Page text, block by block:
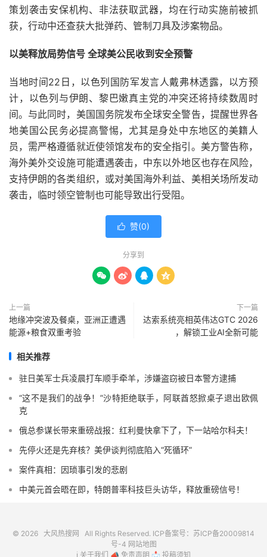
策划袭击安保机构、非法获取武器，均在行动实施前被抓
获，行动中还查获大批弹药、管制刀具及涉案物品。
以美释放局势信号 全球美公民收到安全预警
当地时间22日，以色列国防军发言人戴弗林透露，以方预
计，以色列与伊朗、黎巴嫩真主党的冲突还将持续数周时
间。与此同时，美国国务院发布全球安全警告，提醒世界各
地美国公民务必提高警惕，尤其是身处中东地区的美籍人
员，需严格遵循就近使领馆发布的安全指引。美方警告称，
海外美外交设施可能遭遇袭击，中东以外地区也存在风险，
支持伊朗的各类组织，或对美国海外利益、美相关场所发动
袭击，临时领空管制也可能导致出行受阻。
 赞(0)
分享到
   
上一篇
地缘冲突波及餐桌，亚洲正遭遇
能源+粮食双重考验
下一篇
达索系统亮相英伟达GTC 2026
，解锁工业AI全新可能
相关推荐
驻日美军士兵凌晨打车顺手牵羊，涉嫌盗窃被日本警方逮捕
“这不是我们的战争！”沙特拒绝联手，阿联酋怒掀桌子退出欧佩
克
俄总参谋长带来重磅战报：红利曼快拿下了，下一站哈尔科夫！
先停火还是先弃核？美伊谈判彻底陷入“死循环”
案件真相：因琐事引发的悲剧
中美元首会晤在即，特朗普率科技巨头访华，释放重磅信号！
© 2026 大风热搜网 All Rights Reserved. ICP备案号： 苏ICP备20009814
号-4 网站地图
ℹ️ 关于我们 📣 免责声明 📩 投稿须知